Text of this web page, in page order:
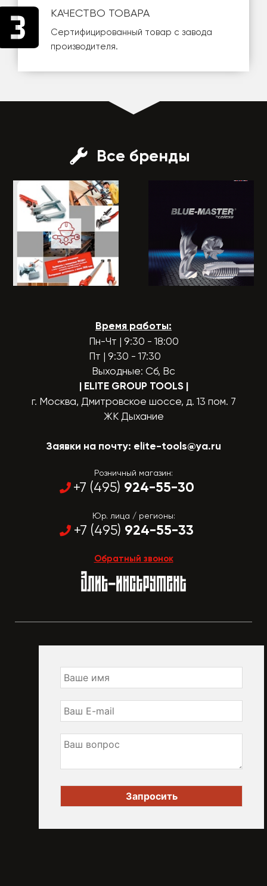
КАЧЕСТВО ТОВАРА
Сертифицированный товар с завода
производителя.
Все бренды
Время работы:
Пн-Чт | 9:30 - 18:00
Пт | 9:30 - 17:30
Выходные: Сб, Вс
| ELITE GROUP TOOLS |
г. Москва, Дмитровское шоссе, д. 13 пом. 7
ЖК Дыхание
Заявки на почту: elite-tools@ya.ru
Розничный магазин:
+7 (495) 924-55-30
Юр. лица / регионы:
+7 (495) 924-55-33
Обратный звонок